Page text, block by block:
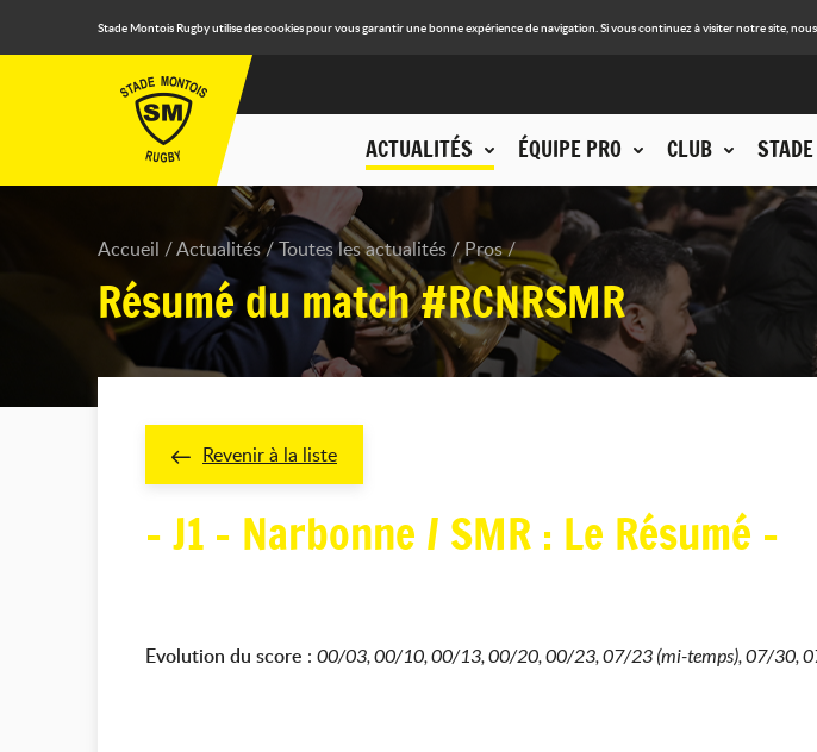
Stade Montois Rugby utilise des cookies pour vous garantir une bonne expérience de navigation. Si vous continuez à visiter notre site,
ACTUALITÉS ÉQUIPE PRO CLUB STADE
Accueil Actualités Toutes les actualités Pros
Résumé du match #RCNRSMR
Revenir à la liste
- J1 - Narbonne / SMR : Le Résumé -
Evolution du score : 00/03, 00/10, 00/13, 00/20, 00/23, 07/23 (mi-temps), 07/30,